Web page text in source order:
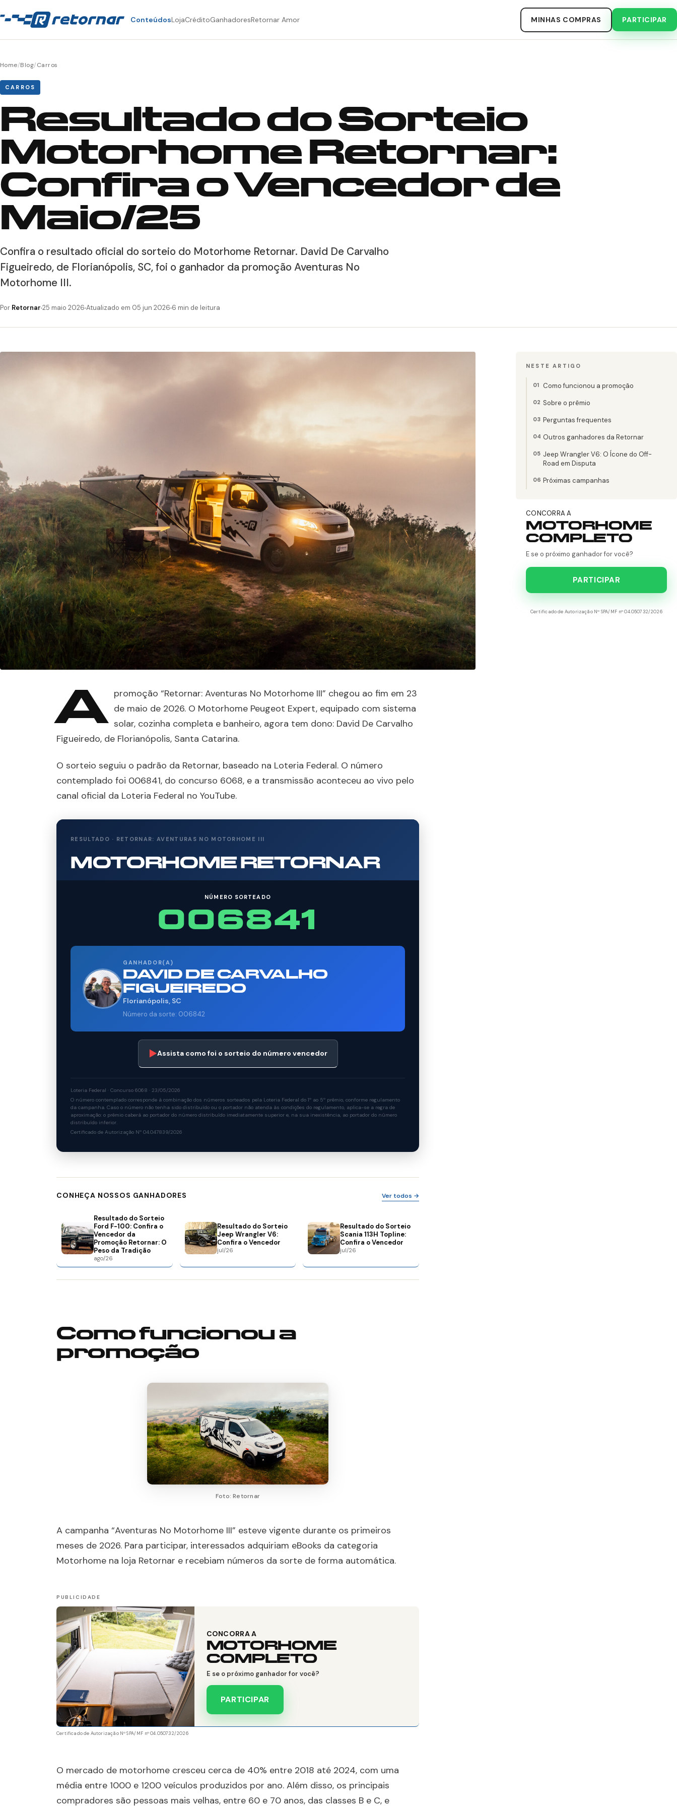
ConteúdosLojaCréditoGanhadoresRetornar Amor MINHAS COMPRAS PARTICIPAR
Home/Blog/Carros
CARROS
Resultado do Sorteio
Motorhome Retornar:
Confira o Vencedor de
Maio/25
Confira o resultado oficial do sorteio do Motorhome Retornar. David De Carvalho
Figueiredo, de Florianópolis, SC, foi o ganhador da promoção Aventuras No
Motorhome III.
Por Retornar 25 maio 2026 Atualizado em 05 jun 2026 6 min de leitura
A promoção “Retornar: Aventuras No Motorhome III” chegou ao fim em 23
de maio de 2026. O Motorhome Peugeot Expert, equipado com sistema
solar, cozinha completa e banheiro, agora tem dono: David De Carvalho
Figueiredo, de Florianópolis, Santa Catarina.
O sorteio seguiu o padrão da Retornar, baseado na Loteria Federal. O número
contemplado foi 006841, do concurso 6068, e a transmissão aconteceu ao vivo pelo
canal oficial da Loteria Federal no YouTube.
RESULTADO · RETORNAR: AVENTURAS NO MOTORHOME III
MOTORHOME RETORNAR
NÚMERO SORTEADO
006841
GANHADOR(A)
DAVID DE CARVALHO
FIGUEIREDO
Florianópolis, SC
Número da sorte: 006842
▶Assista como foi o sorteio do número vencedor
Loteria Federal · Concurso 6068 · 23/05/2026
O número contemplado corresponde à combinação dos números sorteados pela Loteria Federal do 1º ao 5º prêmio, conforme regulamento
da campanha. Caso o número não tenha sido distribuído ou o portador não atenda às condições do regulamento, aplica-se a regra de
aproximação: o prêmio caberá ao portador do número distribuído imediatamente superior e, na sua inexistência, ao portador do número
distribuído inferior.
Certificado de Autorização Nº 04.047839/2026
CONHEÇA NOSSOS GANHADORES Ver todos →
Resultado do Sorteio
Ford F-100: Confira o
Vencedor da
Promoção Retornar: O
Peso da Tradição
ago/26
Resultado do Sorteio
Jeep Wrangler V6:
Confira o Vencedor
jul/26
Resultado do Sorteio
Scania 113H Topline:
Confira o Vencedor
jul/26
Como funcionou a
promoção
Foto: Retornar
A campanha “Aventuras No Motorhome III” esteve vigente durante os primeiros
meses de 2026. Para participar, interessados adquiriam eBooks da categoria
Motorhome na loja Retornar e recebiam números da sorte de forma automática.
CONCORRA A
MOTORHOME
COMPLETO
E se o próximo ganhador for você?
PARTICIPAR
Certificado de Autorização Nº SPA/MF nº 04.050732/2026
O mercado de motorhome cresceu cerca de 40% entre 2018 até 2024, com uma
média entre 1000 e 1200 veículos produzidos por ano. Além disso, os principais
compradores são pessoas mais velhas, entre 60 e 70 anos, das classes B e C, e
NESTE ARTIGO
Como funcionou a promoção
Sobre o prêmio
Perguntas frequentes
Outros ganhadores da Retornar
Jeep Wrangler V6: O Ícone do Off-
Road em Disputa
Próximas campanhas
CONCORRA A
MOTORHOME
COMPLETO
E se o próximo ganhador for você?
PARTICIPAR
Certificado de Autorização Nº SPA/MF nº 04.050732/2026